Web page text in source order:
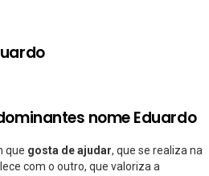
nome Eduardo
que gosta de ajudar, que se realiza na
com o outro, que valoriza a